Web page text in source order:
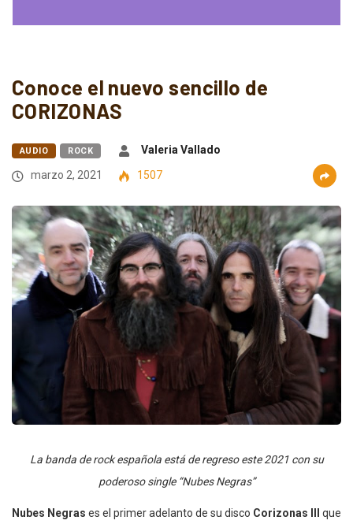
Conoce el nuevo sencillo de
CORIZONAS
AUDIO ROCK
Valeria Vallado
marzo 2, 2021
1507
La banda de rock española está de regreso este 2021 con su
poderoso single “Nubes Negras”
Nubes Negras es el primer adelanto de su disco Corizonas III
que